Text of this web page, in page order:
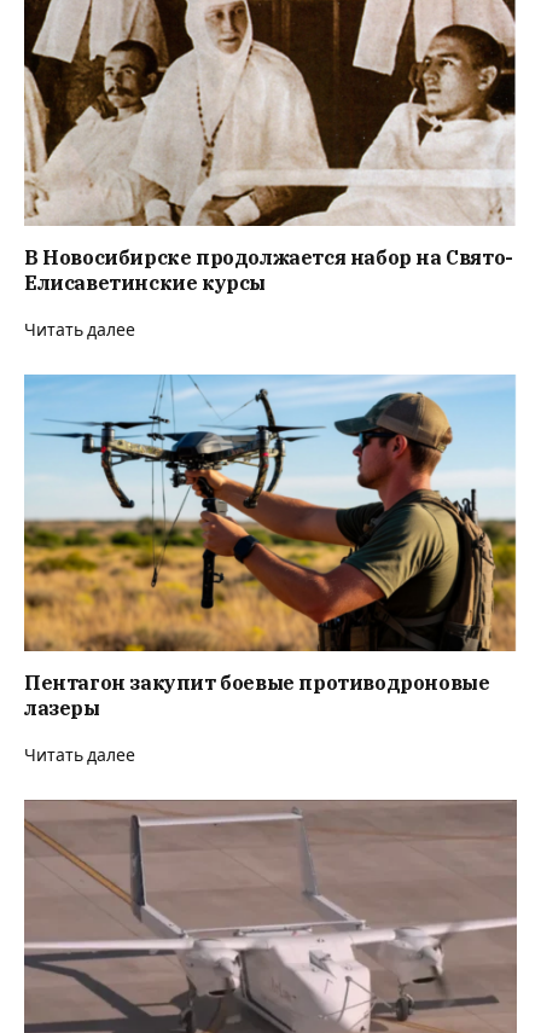
В Новосибирске продолжается набор на Свято-
Елисаветинские курсы
Читать далее
Пентагон закупит боевые противодроновые
лазеры
Читать далее